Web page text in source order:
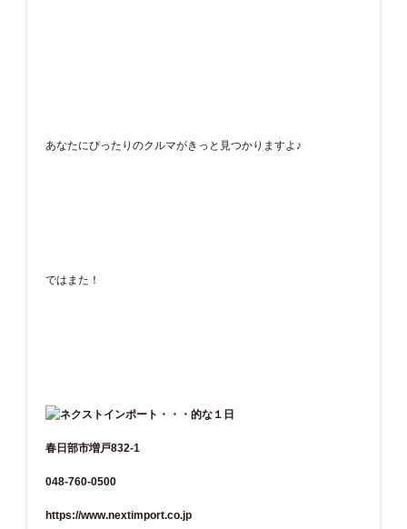
あなたにぴったりのクルマがきっと見つかりますよ♪
ではまた！
春日部市増戸832-1
048-760-0500
https://www.nextimport.co.jp